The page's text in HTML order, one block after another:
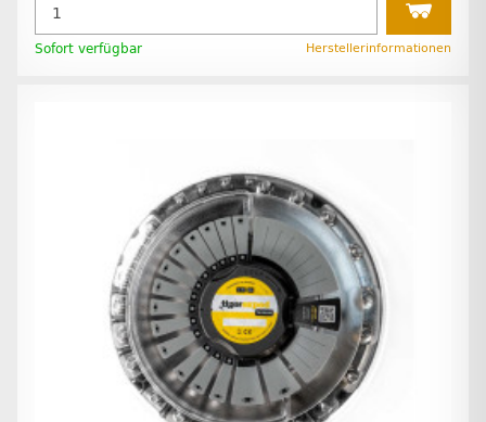
Sofort verfügbar Herstellerinformationen